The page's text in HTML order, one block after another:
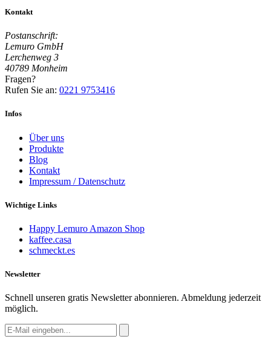
Kontakt
Postanschrift:
Lemuro GmbH
Lerchenweg 3
40789 Monheim
Fragen?
Rufen Sie an: 0221 9753416
Infos
Über uns
Produkte
Blog
Kontakt
Impressum / Datenschutz
Wichtige Links
Happy Lemuro Amazon Shop
kaffee.casa
schmeckt.es
Newsletter
Schnell unseren gratis Newsletter abonnieren. Abmeldung jederzeit
möglich.